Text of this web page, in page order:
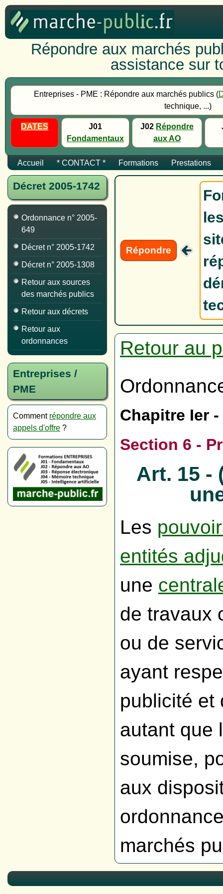
Répondre aux marchés
assistance sur
Entreprises - PME : Répondre aux marchés publics (
technique, ...)
DATES
J01
Fondamentaux
J02 Répondre
aux AO
Accueil * CONTACT * Formations Prestations
Décret 2005-1742
Ordonnance n° 2005-
649
Décret n° 2005-1742
Décret n° 2005-1308
Retour aux sources
des marchés publics
Retour aux décrets
Retour aux
ordonnances
Entreprises /
PME
Comment répondre aux
appels d'offre ?
Répondre
Retour au
Chapitre Ier
Section 6 -
Art. 15 -
Les
entités
une
de travaux
ou de
ayant
publicité et
autant que
soumise,
aux
marchés